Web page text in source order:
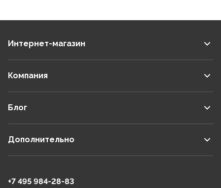
Интернет-магазин
Компания
Блог
Дополнительно
+7 495 984-28-83